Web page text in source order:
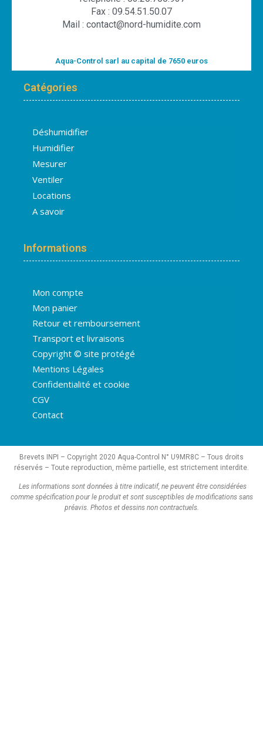
Fax : 09.54.51.50.07
Mail : contact@nord-humidite.com
Aqua-Control sarl au capital de 7650 euros
Catégories
Déshumidifier
Humidifier
Mesurer
Ventiler
Locations
A savoir
Informations
Mon compte
Mon panier
Retour et remboursement
Transport et livraisons
Copyright © site protégé
Mentions Légales
Confidentialité et cookie
CGV
Contact
Brevets INPI – Copyright 2020 Aqua-Control N° U9MR8C – Tous droits
réservés – Toute reproduction, même partielle, est strictement interdite.
Les informations sont données à titre indicatif, ne peuvent être considérées
comme spécification pour le produit et sont susceptibles de modifications sans
préavis. Photos et dessins non contractuels.